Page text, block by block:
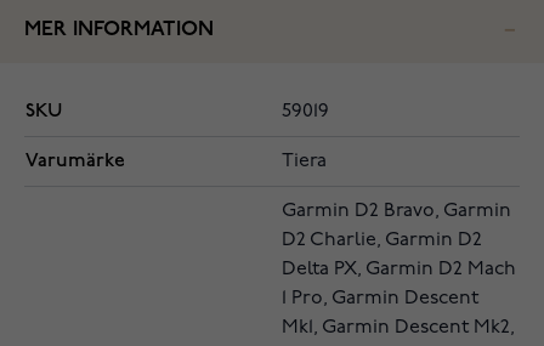
MER INFORMATION
SKU 59019
Varumärke Tiera
Garmin D2 Bravo, Garmin
D2 Charlie, Garmin D2
Delta PX, Garmin D2 Mach
1 Pro, Garmin Descent
Mk1, Garmin Descent Mk2,